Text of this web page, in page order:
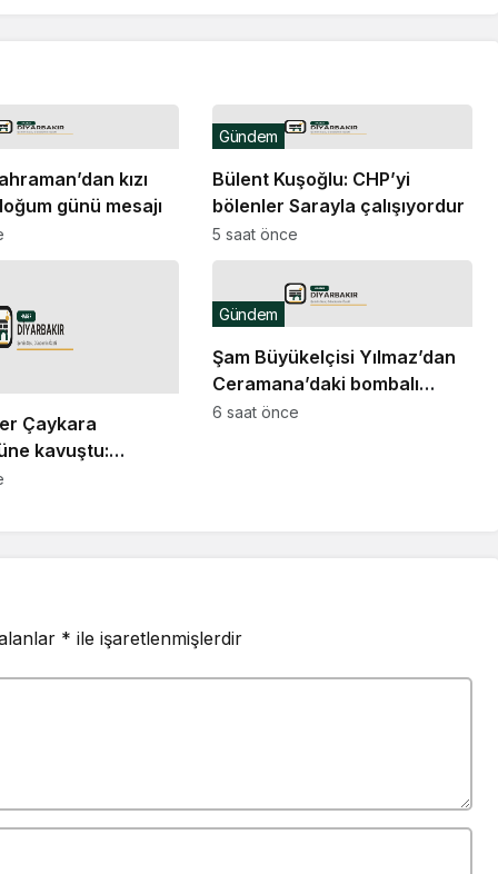
kızı
günü mesajı
Bülent Kuşoğlu: CHP’yi
bölenler Sarayla çalışıyordur
Gündem
5 saat önce
Çaykara
kavuştu:
bıraktıklarımızın da
Şam Büyükelçisi Yılmaz’dan
Ceramana’daki bombalı
saldırıya kınama
Gündem
6 saat önce
* ile işaretlenmişlerdir